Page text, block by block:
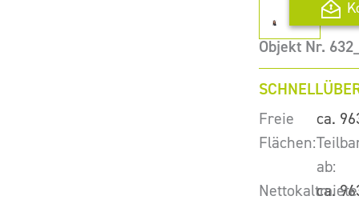
Objekt Nr.
Freie
Flächen:
ca.
ab:
ca.
Nettokaltmiete